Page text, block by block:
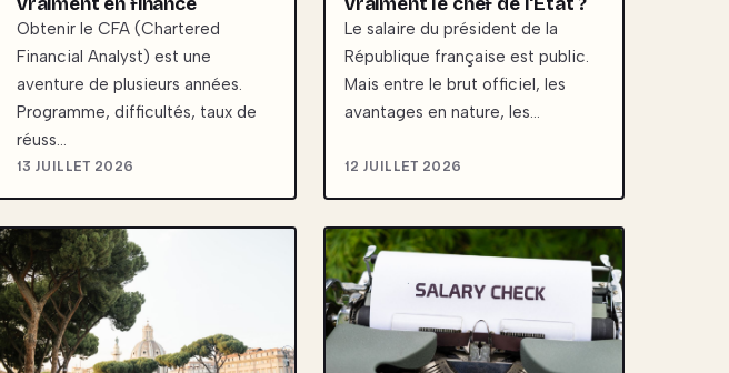
Obtenir le CFA (Chartered
Financial Analyst) est une
aventure de plusieurs années.
Programme, difficultés, taux de
réuss…
13 JUILLET 2026
Le salaire du président de la
République française est public.
Mais entre le brut officiel, les
avantages en nature, les…
12 JUILLET 2026